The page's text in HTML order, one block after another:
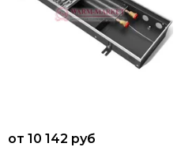
от 10 142 руб